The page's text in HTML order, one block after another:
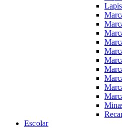
Escolar